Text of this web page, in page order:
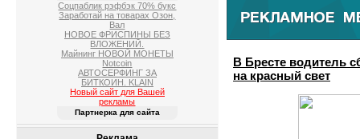
Соцпаблик рэфбэк 70% букс
Заработай на товарах Озон,
Вал
НОВОЕ ФРИСПИНЫ БЕЗ
ВЛОЖЕНИЙ.
Майнинг НОВОЙ МОНЕТЫ
Notcoin
АВТОСЕРФИНГ ЗА
БИТКОИН. KLAIN
Новый сайт для Вашей
рекламы
Партнерка для сайта
В Бресте водитель
на красный свет